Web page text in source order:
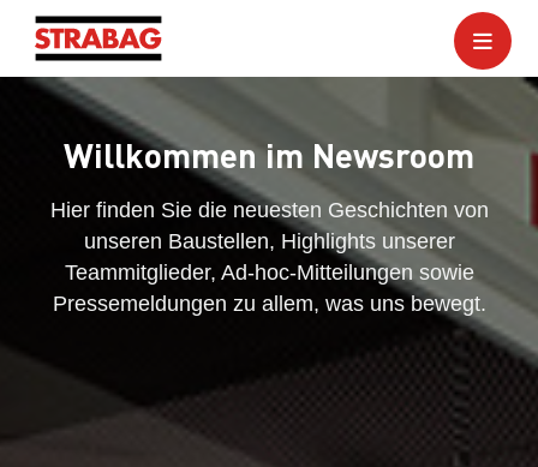
Willkommen im Newsroom
Hier finden Sie die neuesten Geschichten von
unseren Baustellen, Highlights unserer
Teammitglieder, Ad-hoc-Mitteilungen sowie
Pressemeldungen zu allem, was uns bewegt.